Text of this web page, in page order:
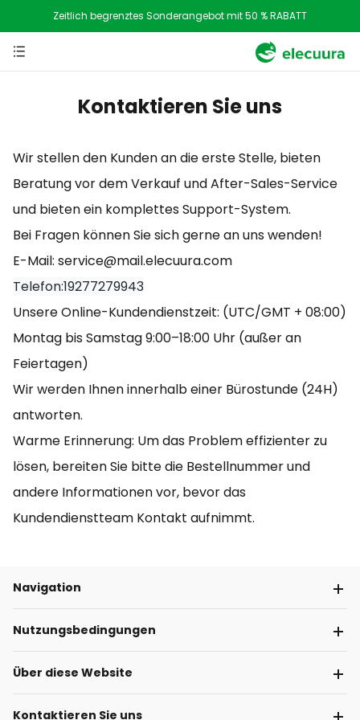
Zeitlich begrenztes Sonderangebot mit 50 % RABATT
Kontaktieren Sie uns
Wir stellen den Kunden an die erste Stelle, bieten
Beratung vor dem Verkauf und After-Sales-Service
und bieten ein komplettes Support-System.
Bei Fragen können Sie sich gerne an uns wenden!
E-Mail: service@mail.elecuura.com
Telefon:19277279943
Unsere Online-Kundendienstzeit: (UTC/GMT + 08:00)
Montag bis Samstag 9:00–18:00 Uhr (außer an
Feiertagen)
Wir werden Ihnen innerhalb einer Bürostunde (24H)
antworten.
Warme Erinnerung: Um das Problem effizienter zu
lösen, bereiten Sie bitte die Bestellnummer und
andere Informationen vor, bevor das
Kundendienstteam Kontakt aufnimmt.
Navigation
Nutzungsbedingungen
Über diese Website
Kontaktieren Sie uns